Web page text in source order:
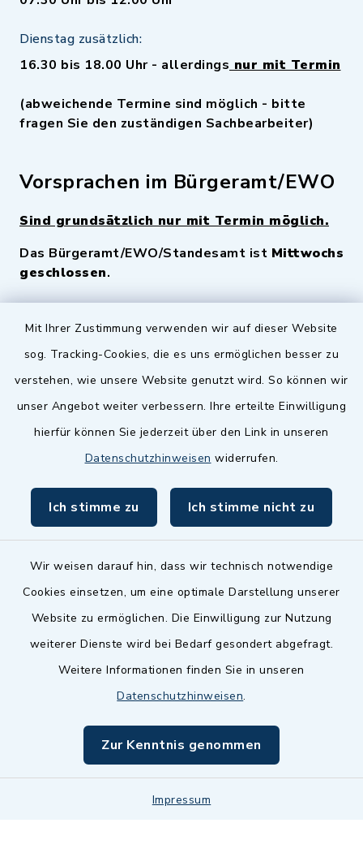
Mit Ihrer Zustimmung verwenden wir auf dieser Website
sog. Tracking-Cookies, die es uns ermöglichen besser zu
verstehen, wie unsere Website genutzt wird. So können wir
unser Angebot weiter verbessern. Ihre erteilte Einwilligung
hierfür können Sie jederzeit über den Link in unseren
Datenschutzhinweisen widerrufen.
Ich stimme zu Ich stimme nicht zu
Wir weisen darauf hin, dass wir technisch notwendige
Cookies einsetzen, um eine optimale Darstellung unserer
Website zu ermöglichen. Die Einwilligung zur Nutzung
weiterer Dienste wird bei Bedarf gesondert abgefragt.
Weitere Informationen finden Sie in unseren
Datenschutzhinweisen.
Zur Kenntnis genommen
Impressum
Dienstag zusätzlich:
16.30 bis 18.00 Uhr - allerdings nur mit Termin
(abweichende Termine sind möglich - bitte
fragen Sie den zuständigen Sachbearbeiter)
Vorsprachen im Bürgeramt/EWO
Sind grundsätzlich nur mit Termin möglich.
Das Bürgeramt/EWO/Standesamt ist Mittwochs
geschlossen.
Quicklinks
Zenngrund Allianz
Dillenberggruppe
inixmedia GmbH
Barrierefreiheit
Impressum
Sitemap